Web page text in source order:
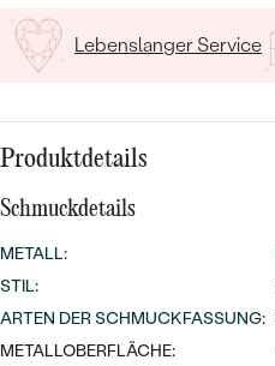
MIT EDELSTEIN
PLATIN
PERLENSCHMUCK
PERSONALISIERT
PREISWERTE
Lebenslanger Service
Produktdetails
Schmuckdetails
METALL:
STIL:
ARTEN DER SCHMUCKFASSUNG:
METALLOBERFLÄCHE: